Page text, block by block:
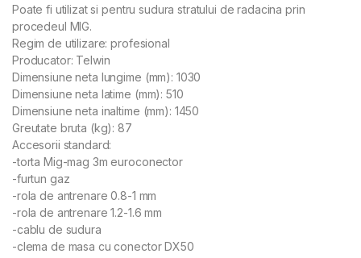
Poate fi utilizat si pentru sudura stratului de radacina prin
procedeul MIG.
Regim de utilizare: profesional
Producator: Telwin
Dimensiune neta lungime (mm): 1030
Dimensiune neta latime (mm): 510
Dimensiune neta inaltime (mm): 1450
Greutate bruta (kg): 87
Accesorii standard:
-torta Mig-mag 3m euroconector
-furtun gaz
-rola de antrenare 0.8-1 mm
-rola de antrenare 1.2-1.6 mm
-cablu de sudura
-clema de masa cu conector DX50